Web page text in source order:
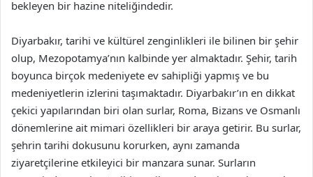
bekleyen bir hazine niteliğindedir.
Diyarbakır, tarihi ve kültürel zenginlikleri ile bilinen bir şehir
olup, Mezopotamya’nın kalbinde yer almaktadır. Şehir, tarih
boyunca birçok medeniyete ev sahipliği yapmış ve bu
medeniyetlerin izlerini taşımaktadır. Diyarbakır’ın en dikkat
çekici yapılarından biri olan surlar, Roma, Bizans ve Osmanlı
dönemlerine ait mimari özellikleri bir araya getirir. Bu surlar,
şehrin tarihi dokusunu korurken, aynı zamanda
ziyaretçilerine etkileyici bir manzara sunar. Surların